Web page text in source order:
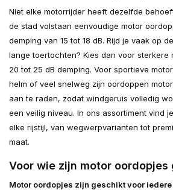
Niet elke motorrijder heeft dezelfde
de stad volstaan eenvoudige motor
demping van 15 tot 18 dB. Rijd je vaak op
lange toertochten? Kies dan voor sterkere
20 tot 25 dB demping. Voor sportieve
helm of veel snelweg zijn oordoppen
aan te raden, zodat windgeruis volledig
een veilig niveau. In ons assortiment vind
elke rijstijl, van wegwerpvarianten tot
maat.
Voor wie zijn motor oordopjes
Motor oordopjes zijn geschikt voor